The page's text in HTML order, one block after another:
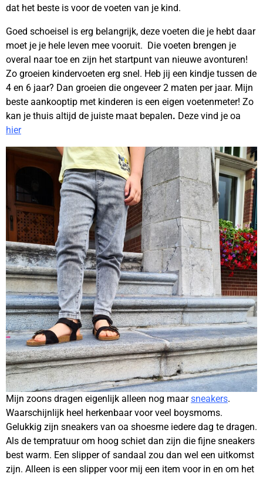
dat het beste is voor de voeten van je kind.
Goed schoeisel is erg belangrijk, deze voeten die je hebt daar
moet je je hele leven mee vooruit. Die voeten brengen je
overal naar toe en zijn het startpunt van nieuwe avonturen!
Zo groeien kindervoeten erg snel. Heb jij een kindje tussen de
4 en 6 jaar? Dan groeien die ongeveer 2 maten per jaar. Mijn
beste aankooptip met kinderen is een eigen voetenmeter! Zo
kan je thuis altijd de juiste maat bepalen. Deze vind je oa
hier
Mijn zoons dragen eigenlijk alleen nog maarsneakers.
Waarschijnlijk heel herkenbaar voor veel boysmoms.
Gelukkig zijn sneakers van oa shoesme iedere dag te dragen.
Als de tempratuur om hoog schiet dan zijn die fijne sneakers
best warm. Een slipper of sandaal zou dan wel een uitkomst
zijn. Alleen is een slipper voor mij een item voor in en om het